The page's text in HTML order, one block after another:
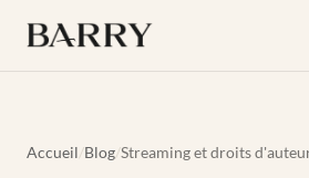
Accueil/Blog/Streaming et droits